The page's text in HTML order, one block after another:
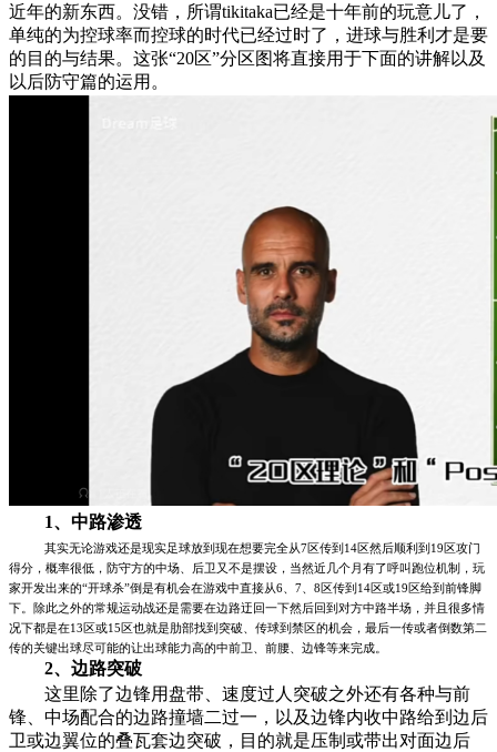
近年的新东西。没错，所谓tikitaka已经是十年前的玩意儿了，
单纯的为控球率而控球的时代已经过时了，进球与胜利才是要
的目的与结果。这张“20区”分区图将直接用于下面的讲解以及
以后防守篇的运用。
1、中路渗透
其实无论游戏还是现实足球放到现在想要完全从7区传到14区然后顺利到19区攻门
得分，概率很低，防守方的中场、后卫又不是摆设，当然近几个月有了呼叫跑位机制，玩
家开发出来的“开球杀”倒是有机会在游戏中直接从6、7、8区传到14区或19区给到前锋脚
下。除此之外的常规运动战还是需要在边路迂回一下然后回到对方中路半场，并且很多情
况下都是在13区或15区也就是肋部找到突破、传球到禁区的机会，最后一传或者倒数第二
传的关键出球尽可能的让出球能力高的中前卫、前腰、边锋等来完成。
2、边路突破
这里除了边锋用盘带、速度过人突破之外还有各种与前
锋、中场配合的边路撞墙二过一，以及边锋内收中路给到边后
卫或边翼位的叠瓦套边突破，目的就是压制或带出对面边后